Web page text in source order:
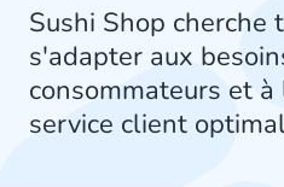
Sushi Shop cherche
s'adapter aux
consommateurs et
service client